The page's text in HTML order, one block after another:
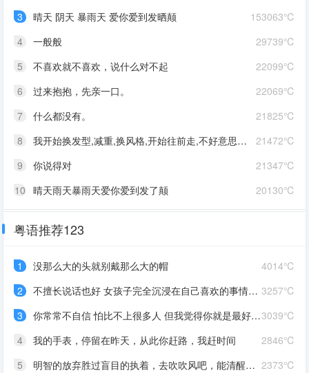
153063℃
3
晴天 阴天 暴雨天 爱你爱到发晒颠
29739℃
4
一般般
22099℃
5
不喜欢就不喜欢，说什么对不起
22069℃
6
过来抱抱，先亲一口。
21825℃
7
什么都没有。
21472℃
8
我开始换发型,减重,换风格,开始往前走,不好意思啊这一次,我一定要赢
21347℃
9
你说得对
20130℃
10 晴天雨天暴雨天爱你爱到发了颠
粤语推荐123
4014℃
1
没那么大的头就别戴那么大的帽
3257℃
2
不擅长说话也好 女孩子完全沉浸在自己喜欢的事情里 最可爱了 剩下的我会圆场
3039℃
3
你常常不自信 怕比不上很多人 但我觉得你就是最好的 怎么都好 我想告诉你 我对你的爱是兜底 是连你自己都不喜欢自己的时候 还有我来爱你
2846℃
4
我的手表，停留在昨天，从此你赶路，我赶时间
2373℃
5
明智的放弃胜过盲目的执着，去吹吹风吧，能清醒的话感冒也没关系。